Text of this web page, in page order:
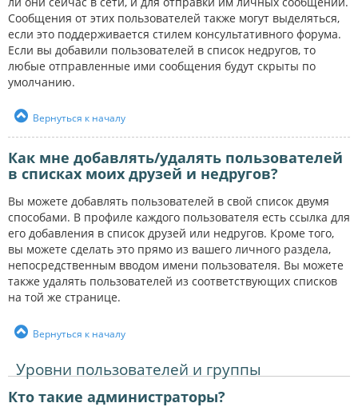
Сообщения от этих пользователей также могут выделяться,
если это поддерживается стилем консультативного форума.
Если вы добавили пользователей в список недругов, то
любые отправленные ими сообщения будут скрыты по
умолчанию.
Вернуться к началу
Как мне добавлять/удалять пользователей
в списках моих друзей и недругов?
Вы можете добавлять пользователей в свой список двумя
способами. В профиле каждого пользователя есть ссылка для
его добавления в список друзей или недругов. Кроме того,
вы можете сделать это прямо из вашего личного раздела,
непосредственным вводом имени пользователя. Вы можете
также удалять пользователей из соответствующих списков
на той же странице.
Вернуться к началу
Уровни пользователей и группы
Кто такие администраторы?